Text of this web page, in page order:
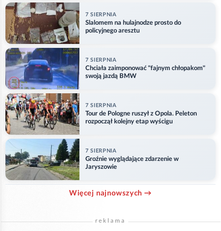
7 SIERPNIA
Slalomem na hulajnodze prosto do
policyjnego aresztu
7 SIERPNIA
Chciała zaimponować "fajnym chłopakom"
swoją jazdą BMW
7 SIERPNIA
Tour de Pologne ruszył z Opola. Peleton
rozpoczął kolejny etap wyścigu
7 SIERPNIA
Groźnie wyglądające zdarzenie w
Jaryszowie
Więcej najnowszych →
reklama